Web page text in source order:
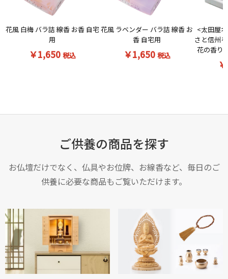
花風 白梅 バラ詰 線香 お香 自宅
用
￥1,650 税込
花風 ラベンダー バラ詰 線香 お
香 自宅用
￥1,650 税込
<太田屋
さと信州
花の香り
ご供養の商品を探す
お仏壇だけでなく、仏具やお位牌、お線香など、毎日のご
供養に必要な商品もご覧いただけます。